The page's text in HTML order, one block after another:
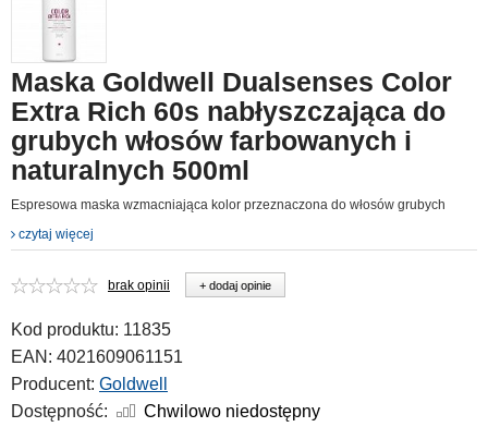
Maska Goldwell Dualsenses Color
Extra Rich 60s nabłyszczająca do
grubych włosów farbowanych i
naturalnych 500ml
Espresowa maska wzmacniająca kolor przeznaczona do włosów grubych
czytaj więcej
brak opinii + dodaj opinie
Kod produktu: 11835
EAN: 4021609061151
Producent: Goldwell
Dostępność:
Chwilowo niedostępny